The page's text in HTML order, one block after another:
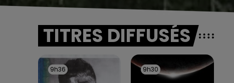
TITRES DIFFUSÉS
9h36
9h36 9h30
9h30